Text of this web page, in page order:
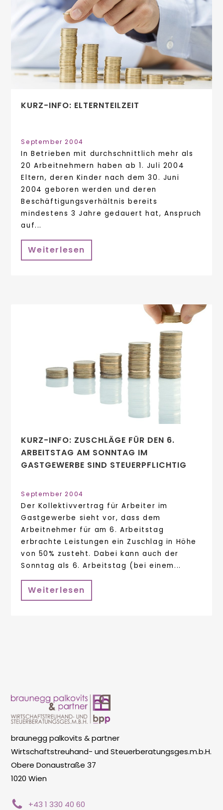
KURZ-INFO: ELTERNTEILZEIT
September 2004
In Betrieben mit durchschnittlich mehr als
20 Arbeitnehmern haben ab 1. Juli 2004
Eltern, deren Kinder nach dem 30. Juni
2004 geboren werden und deren
Beschäftigungsverhältnis bereits
mindestens 3 Jahre gedauert hat, Anspruch
auf...
Weiterlesen
KURZ-INFO: ZUSCHLÄGE FÜR DEN 6.
ARBEITSTAG AM SONNTAG IM
GASTGEWERBE SIND STEUERPFLICHTIG
September 2004
Der Kollektivvertrag für Arbeiter im
Gastgewerbe sieht vor, dass dem
Arbeitnehmer für am 6. Arbeitstag
erbrachte Leistungen ein Zuschlag in Höhe
von 50% zusteht. Dabei kann auch der
Sonntag als 6. Arbeitstag (bei einem...
Weiterlesen
braunegg palkovits & partner
Wirtschaftstreuhand- und Steuerberatungsges.m.b.H.
Obere Donaustraße 37
1020 Wien
+43 1 330 40 60